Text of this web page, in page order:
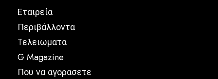
Εταιρεία
Περιβάλλοντα
Tελειωματα
G Magazine
Που να αγορασετε